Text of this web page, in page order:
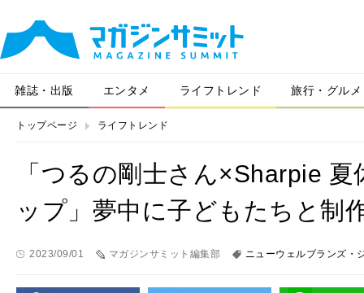
雑誌・出版 エンタメ ライフトレンド 旅行・グルメ
トップページ ライフトレンド
「つるの剛士さん×Sharpie
ップ」夢中に子どもたちと制
2023/09/01 マガジンサミット編集部 ニューウェルブランズ・